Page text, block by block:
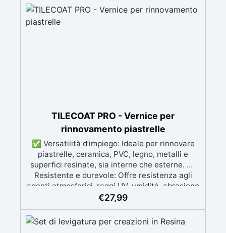
Garantisce un'adesione uniforme e duratura,
riducendo porosità e migliorando la resistenza
del supporto. ✅ Compatibilità universale:
TILECOAT PRO - Vernice per
rinnovamento piastrelle
✅ Versatilità d’impiego: Ideale per rinnovare
piastrelle, ceramica, PVC, legno, metalli e
superfici resinate, sia interne che esterne. ✅
Resistente e durevole: Offre resistenza agli
agenti atmosferici, raggi UV, umidità, abrasione
e detergenti aggressivi. ✅ Finitura satinata ed
NCS su richiesta, con una finitura traspirante e
resistente. ✅ Facile applicazione e
€27,99